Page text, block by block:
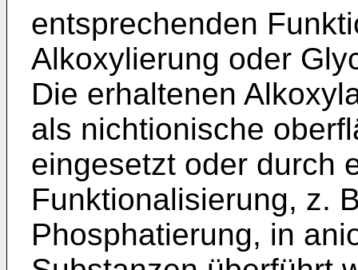
entsprechenden
Alkoxylierung oder
Die erhaltenen
als nichtionische
eingesetzt oder durch
Funktionalisierung, z.
Phosphatierung, in